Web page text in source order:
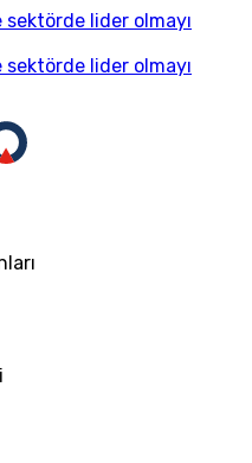
lider olmayı
lider olmayı